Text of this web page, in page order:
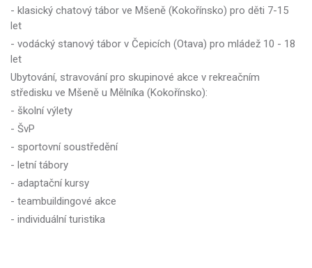
- klasický chatový tábor ve Mšeně (Kokořínsko) pro děti 7-15
let
- vodácký stanový tábor v Čepicích (Otava) pro mládež 10 - 18
let
Ubytování, stravování pro skupinové akce v rekreačním
středisku ve Mšeně u Mělníka (Kokořínsko):
- školní výlety
- ŠvP
- sportovní soustředění
- letní tábory
- adaptační kursy
- teambuildingové akce
- individuální turistika